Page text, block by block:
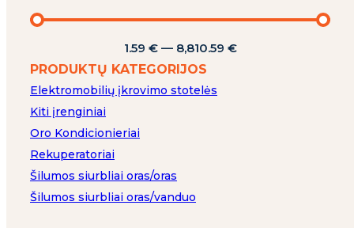
1.59 €— 8,810.59 €
PRODUKTŲ KATEGORIJOS
Elektromobilių įkrovimo stotelės
Kiti įrenginiai
Oro Kondicionieriai
Rekuperatoriai
Šilumos siurbliai oras/oras
Šilumos siurbliai oras/vanduo